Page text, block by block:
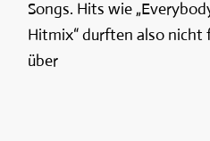
Songs. Hits wie
Hitmix“ durften also nicht
über